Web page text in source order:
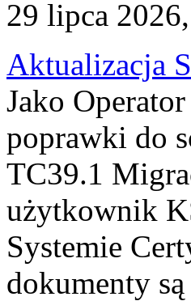
29 lipca
Aktualizacja
Jako
poprawki do
TC39.1
użytkownik
Systemie
dokumenty